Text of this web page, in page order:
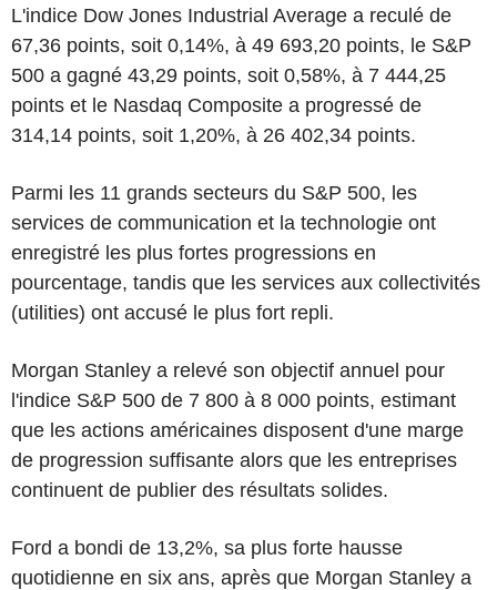
L'indice Dow Jones Industrial Average a reculé de
67,36 points, soit 0,14%, à 49 693,20 points, le S&P
500 a gagné 43,29 points, soit 0,58%, à 7 444,25
points et le Nasdaq Composite a progressé de
314,14 points, soit 1,20%, à 26 402,34 points.
Parmi les 11 grands secteurs du S&P 500, les
services de communication et la technologie ont
enregistré les plus fortes progressions en
pourcentage, tandis que les services aux collectivités
(utilities) ont accusé le plus fort repli.
Morgan Stanley a relevé son objectif annuel pour
l'indice S&P 500 de 7 800 à 8 000 points, estimant
que les actions américaines disposent d'une marge
de progression suffisante alors que les entreprises
continuent de publier des résultats solides.
Ford a bondi de 13,2%, sa plus forte hausse
quotidienne en six ans, après que Morgan Stanley a